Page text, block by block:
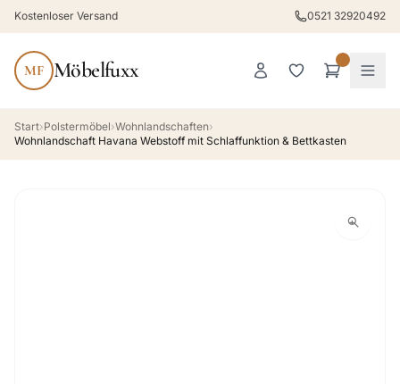
Kostenloser Versand 0521 32920492
MF Möbelfuxx
Start›Polstermöbel›Wohnlandschaften›
Wohnlandschaft Havana Webstoff mit Schlaffunktion & Bettkasten